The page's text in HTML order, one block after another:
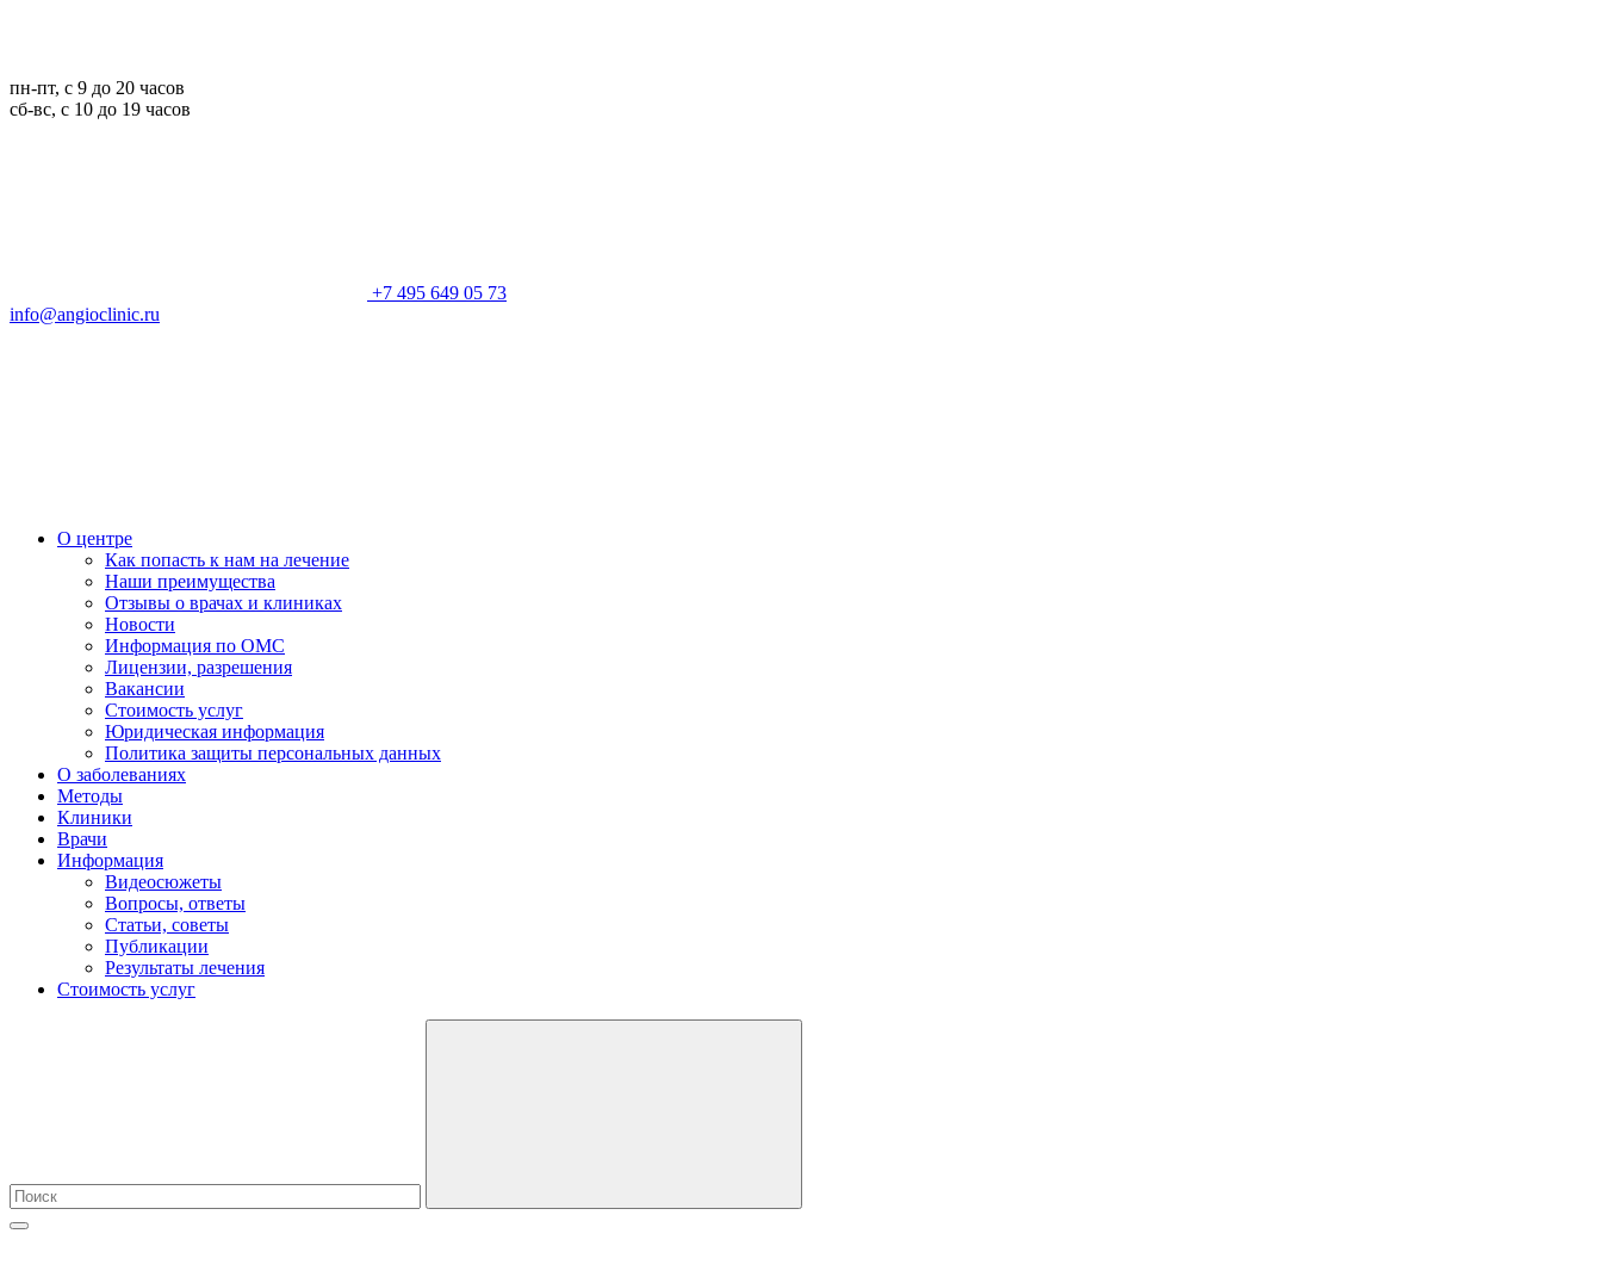
пн-пт, с 9 до 20 часов
сб-вс, с 10 до 19 часов
+7 495 649 05 73
info@angioclinic.ru
О центре
Как попасть к нам на лечение
Наши преимущества
Отзывы о врачах и клиниках
Новости
Информация по ОМС
Лицензии, разрешения
Вакансии
Стоимость услуг
Юридическая информация
Политика защиты персональных данных
О заболеваниях
Методы
Клиники
Врачи
Информация
Видеосюжеты
Вопросы, ответы
Статьи, советы
Публикации
Результаты лечения
Стоимость услуг